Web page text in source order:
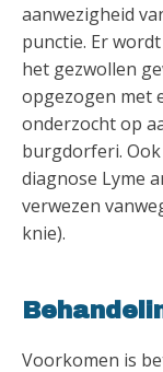
aanwezigheid
punctie. Er
het gezwollen
opgezogen met
onderzocht op
burgdorferi.
diagnose Lyme
verwezen
knie).
Voorkomen is